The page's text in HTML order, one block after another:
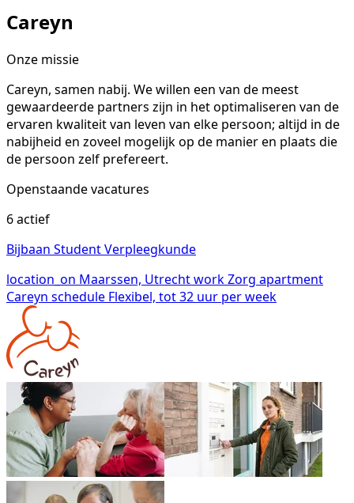
Careyn
Onze missie
Careyn, samen nabij. We willen een van de meest
gewaardeerde partners zijn in het optimaliseren van de
ervaren kwaliteit van leven van elke persoon; altijd in de
nabijheid en zoveel mogelijk op de manier en plaats die
de persoon zelf prefereert.
Openstaande vacatures
6 actief
Bijbaan Student Verpleegkunde
location_on Maarssen, UtrechtworkZorg apartment
Careyn schedule Flexibel, tot 32 uur per week